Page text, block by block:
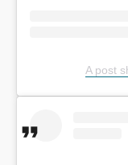
A post